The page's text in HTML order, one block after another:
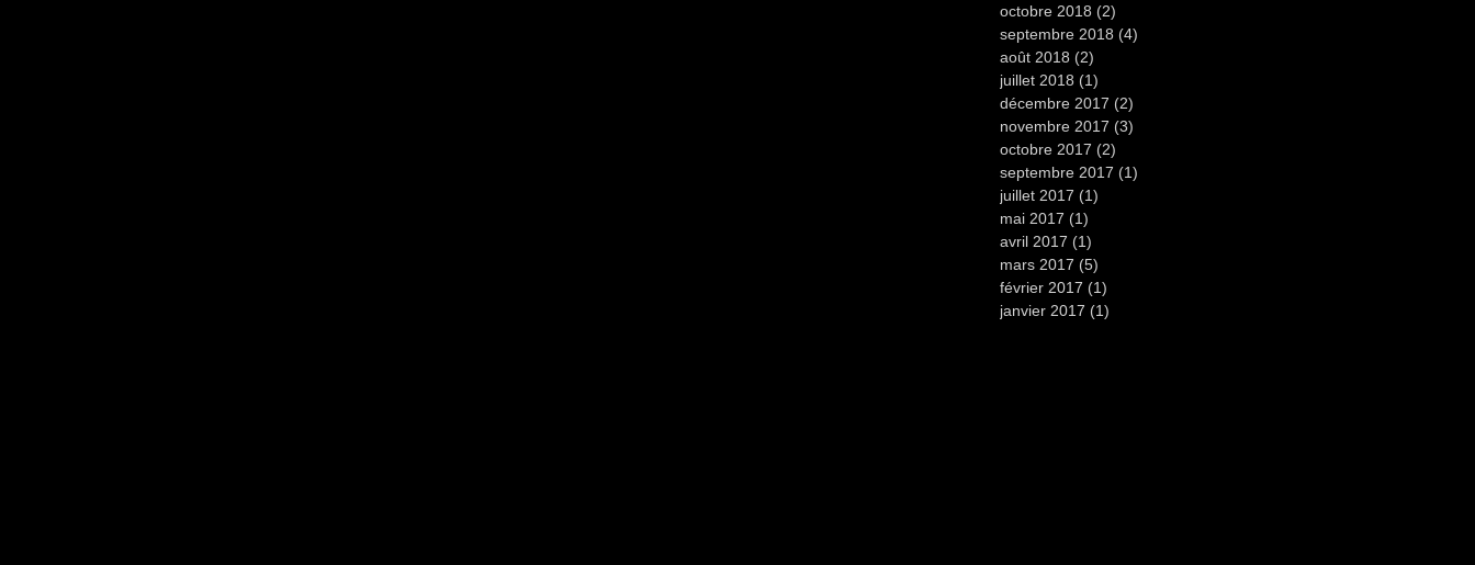
octobre 2018 (2)
septembre 2018 (4)
août 2018 (2)
juillet 2018 (1)
décembre 2017 (2)
novembre 2017 (3)
octobre 2017 (2)
septembre 2017 (1)
juillet 2017 (1)
mai 2017 (1)
avril 2017 (1)
mars 2017 (5)
février 2017 (1)
janvier 2017 (1)